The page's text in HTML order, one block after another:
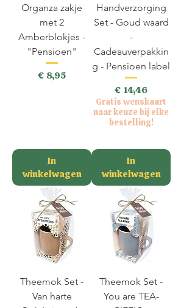
Organza zakje
met 2
Amberblokjes -
"Pensioen"
Prijs
€ 8,95
In
winkelwagen
Handverzorging
Set - Goud waard
-
Cadeauverpakkin
g - Pensioen label
Prijs
€ 14,46
Gratis wenskaart
naar keuze bij elke
bestelling!
In
winkelwagen
Theemok Set -
Van harte
Theemok Set -
You are TEA-